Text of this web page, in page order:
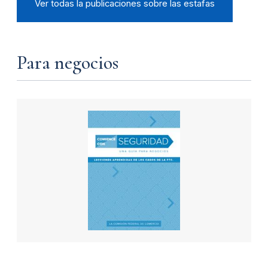
Ver todas la publicaciones sobre las estafas
Para negocios